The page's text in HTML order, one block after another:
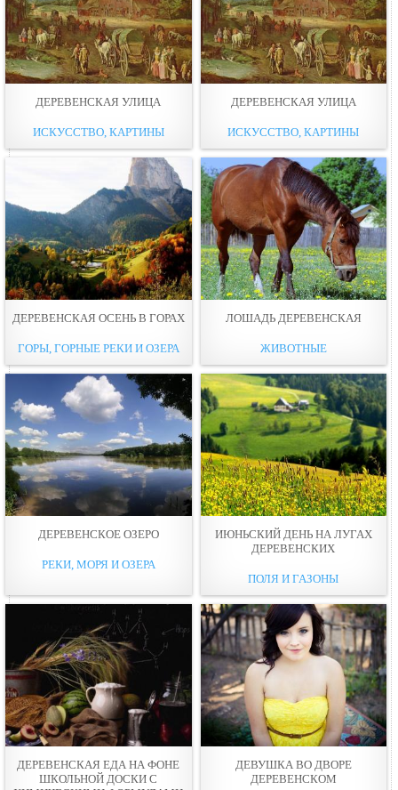
ДЕРЕВЕНСКАЯ УЛИЦА
ИСКУССТВО, КАРТИНЫ
ДЕРЕВЕНСКАЯ УЛИЦА
ИСКУССТВО, КАРТИНЫ
ДЕРЕВЕНСКАЯ ОСЕНЬ В ГОРАХ
ГОРЫ, ГОРНЫЕ РЕКИ И ОЗЕРА
ЛОШАДЬ ДЕРЕВЕНСКАЯ
ЖИВОТНЫЕ
ДЕРЕВЕНСКОЕ ОЗЕРО
РЕКИ, МОРЯ И ОЗЕРА
ИЮНЬСКИЙ ДЕНЬ НА ЛУГАХ
ДЕРЕВЕНСКИХ
ПОЛЯ И ГАЗОНЫ
ДЕРЕВЕНСКАЯ ЕДА НА ФОНЕ
ШКОЛЬНОЙ ДОСКИ С
ДЕВУШКА ВО ДВОРЕ
ДЕРЕВЕНСКОМ